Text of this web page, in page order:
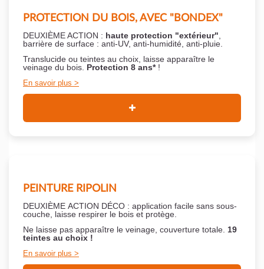
PROTECTION DU BOIS, AVEC "BONDEX"
DEUXIÈME ACTION : haute protection "extérieur"
barrière de surface : anti-UV, anti-humidité, anti-pluie.
Translucide ou teintes au choix, laisse apparaître le
veinage du bois. Protection 8 ans*!
En savoir plus
PEINTURE RIPOLIN
DEUXIÈME ACTION DÉCO : application facile sans sous-
couche, laisse respirer le bois et protège.
Ne laisse pas apparaître le veinage, couverture totale. 19
teintes au choix !
En savoir plus